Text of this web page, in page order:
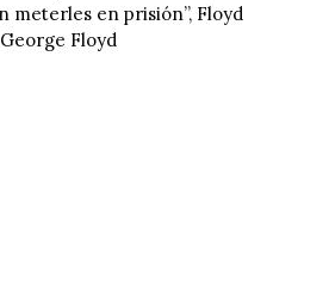
meterles en prisión”, Floyd
Floyd